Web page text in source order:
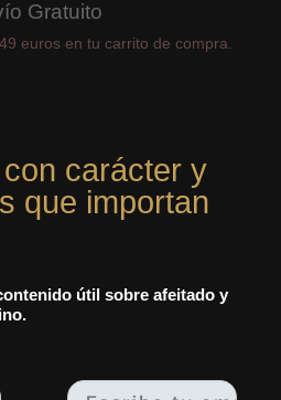
Gratuito
euros en tu carrito de compra.
carácter y
que importan
útil sobre afeitado y